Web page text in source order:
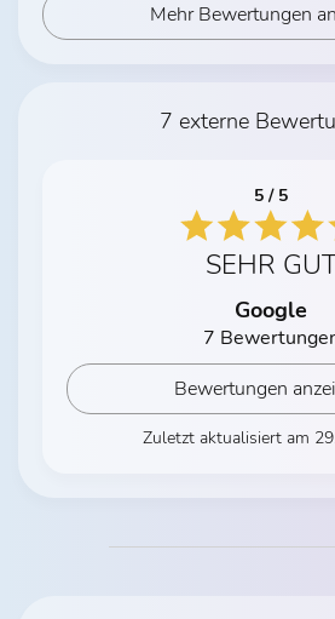
Mehr Bewertungen
7 externe
5 / 5
SEHR
Google
7
Bewertungen
Zuletzt aktualisiert am